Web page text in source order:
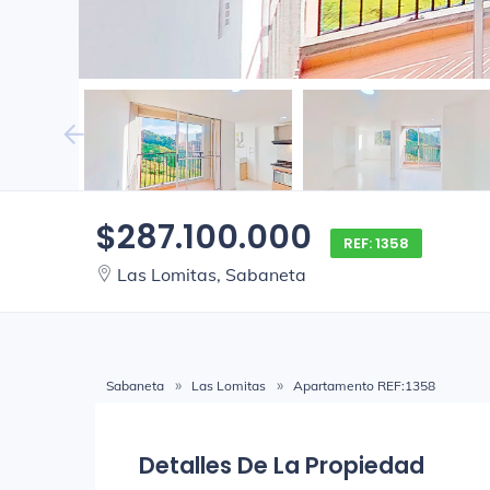
$287.100.000 REF: 1358
Las Lomitas, Sabaneta
Sabaneta Las Lomitas Apartamento REF:1358
Detalles De La Propiedad